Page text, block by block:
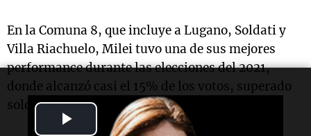
Play
En la Comuna 8, que incluye a Lugano, Soldati y
Villa Riachuelo, Milei tuvo una de sus mejores
performance durante las elecciones del 2021,
donde alcanzó casi el 15% de los votos, superado
solo por la Comuna 9.